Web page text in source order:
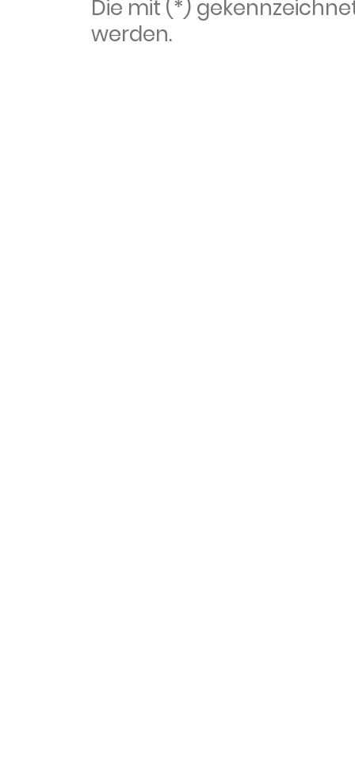
Die mit (*)
werden.